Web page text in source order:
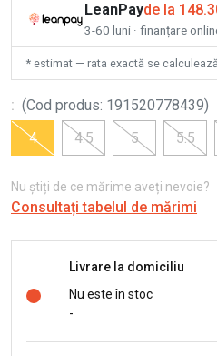
LeanPayde la
3-60 luni · finanțare
* estimat — rata exactă se
: (Cod produs: 191520778439)
4
4.5 5 5.5
Nu știți de ce mărime aveți nevoie?
Consultați tabelul de mărimi
Livrare la domiciliu
Nu este în stoc
-